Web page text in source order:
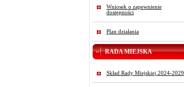
Wniosek o zapewnienie
dostępności
Plan działania
RADA MIEJSKA
Skład Rady Miejskiej 2024-2029